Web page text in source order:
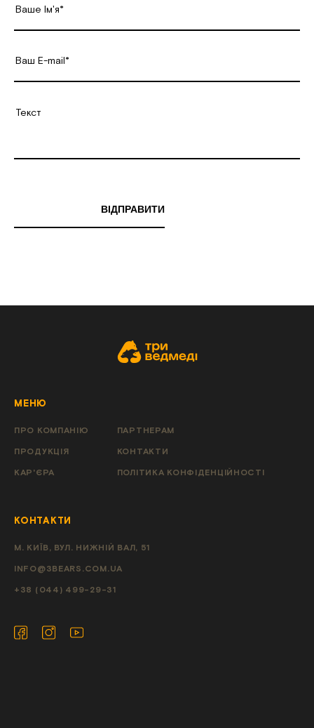
ВIДПРАВИТИ
КОНТАКТИ
М. КИЇВ, ВУЛ. НИЖНІЙ ВАЛ, 51
INFO@3BEARS.COM.UA
+38 (044) 499-29-31
МЕНЮ
ПРО КОМПАНІЮ
ПРОДУКЦІЯ
КАР'ЄРА
ПАРТНЕРАМ
КОНТАКТИ
ПОЛІТИКА КОНФІДЕНЦІЙНОСТІ